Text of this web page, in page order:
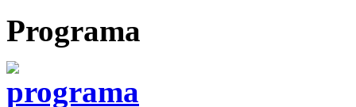
Programa